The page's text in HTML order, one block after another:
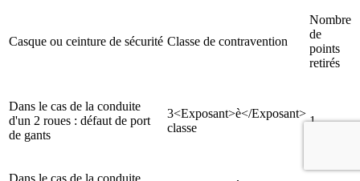
Casque ou ceinture de sécurité Classe de contravention
Nombre
de
points
retirés
Dans le cas de la conduite
d'un 2 roues : défaut de port
de gants
3<Exposant>è</Exposant>
classe
1
Dans le cas de la conduite